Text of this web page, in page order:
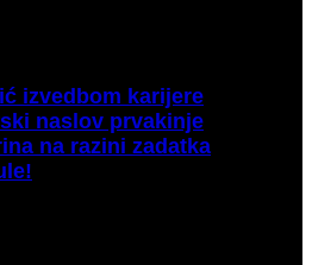
izvedbom karijere
naslov prvakinje
na razini zadatka